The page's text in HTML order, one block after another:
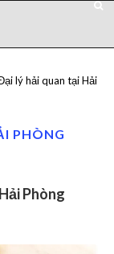
lý hải quan tại Hải
PHÒNG
Phòng